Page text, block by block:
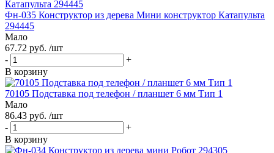
Фн-035 Конструктор из дерева Мини конструктор Катапульта
294445
Мало
67.72 руб. /шт
-
+
В корзину
70105 Подставка под телефон / планшет 6 мм Тип 1
Мало
86.43 руб. /шт
-
+
В корзину